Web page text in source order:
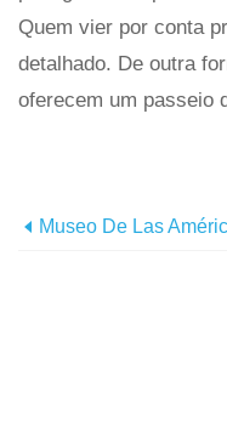
Quem vier por conta
detalhado. De outra
oferecem um passeio
Museo De Las